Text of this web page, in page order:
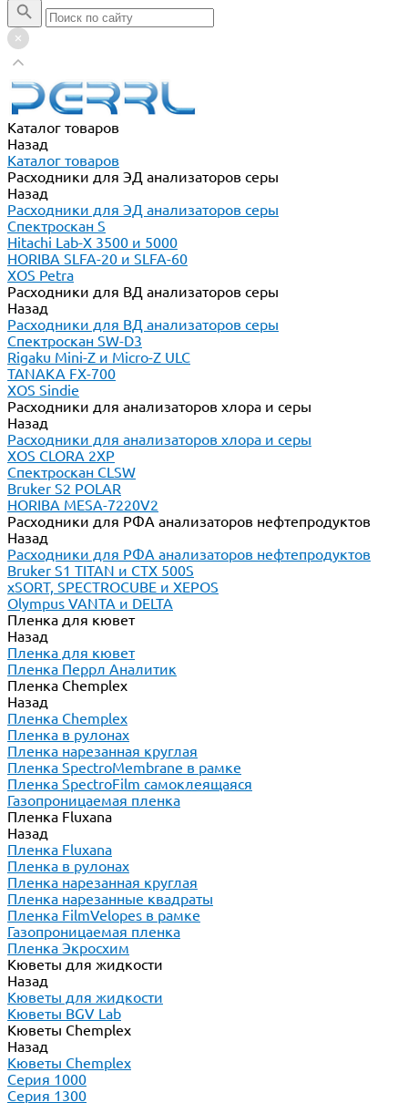
Каталог товаров
Назад
Каталог товаров
Расходники для ЭД анализаторов серы
Назад
Расходники для ЭД анализаторов серы
Спектроскан S
Hitachi Lab-X 3500 и 5000
HORIBA SLFA-20 и SLFA-60
XOS Petra
Расходники для ВД анализаторов серы
Назад
Расходники для ВД анализаторов серы
Спектроскан SW-D3
Rigaku Mini-Z и Micro-Z ULC
TANAKA FX-700
XOS Sindie
Расходники для анализаторов хлора и серы
Назад
Расходники для анализаторов хлора и серы
XOS CLORA 2XP
Спектроскан CLSW
Bruker S2 POLAR
HORIBA MESA-7220V2
Расходники для РФА анализаторов нефтепродуктов
Назад
Расходники для РФА анализаторов нефтепродуктов
Bruker S1 TITAN и CTX 500S
xSORT, SPECTROCUBE и XEPOS
Olympus VANTA и DELTA
Пленка для кювет
Назад
Пленка для кювет
Пленка Перрл Аналитик
Пленка Chemplex
Назад
Пленка Chemplex
Пленка в рулонах
Пленка нарезанная круглая
Пленка SpectroMembrane в рамке
Пленка SpectroFilm самоклеящаяся
Газопроницаемая пленка
Пленка Fluxana
Назад
Пленка Fluxana
Пленка в рулонах
Пленка нарезанная круглая
Пленка нарезанные квадраты
Пленка FilmVelopes в рамке
Газопроницаемая пленка
Пленка Экросхим
Кюветы для жидкости
Назад
Кюветы для жидкости
Кюветы BGV Lab
Кюветы Chemplex
Назад
Кюветы Chemplex
Серия 1000
Серия 1300